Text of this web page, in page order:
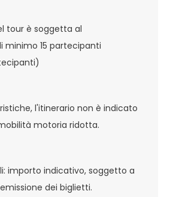
tour è soggetta al
minimo 15 partecipanti
l'itinerario non è indicato
motoria ridotta.
importo indicativo, soggetto a
dei biglietti.